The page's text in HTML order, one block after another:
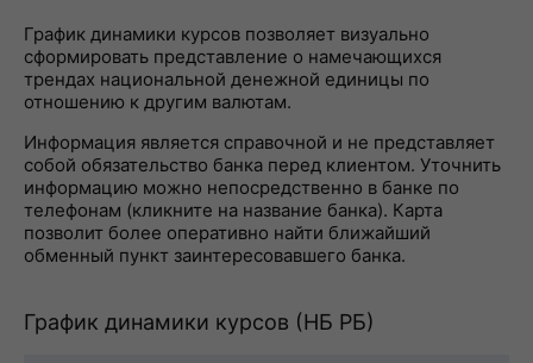
График динамики курсов позволяет визуально
сформировать представление о намечающихся
трендах национальной денежной единицы по
отношению к другим валютам.
Информация является справочной и не представляет
собой обязательство банка перед клиентом. Уточнить
информацию можно непосредственно в банке по
телефонам (кликните на название банка). Карта
позволит более оперативно найти ближайший
обменный пункт заинтересовавшего банка.
График динамики курсов (НБ РБ)